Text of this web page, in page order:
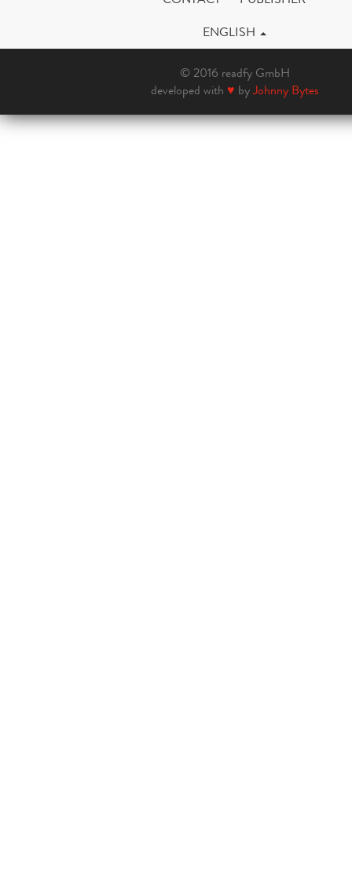
ENGLISH
© 2016 readfy GmbH
developed with ♥ byJohnny Bytes